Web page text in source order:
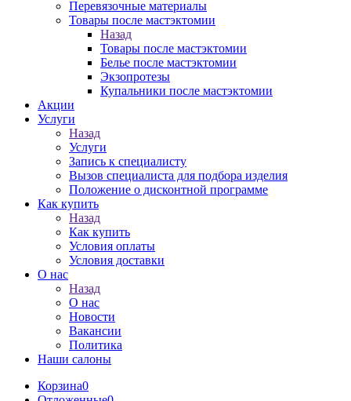
Перевязочные материалы
Товары после мастэктомии
Назад
Товары после мастэктомии
Белье после мастэктомии
Экзопротезы
Купальники после мастэктомии
Акции
Услуги
Назад
Услуги
Запись к специалисту
Вызов специалиста для подбора изделия
Положение о дисконтной программе
Как купить
Назад
Как купить
Условия оплаты
Условия доставки
О нас
Назад
О нас
Новости
Вакансии
Политика
Наши салоны
Корзина0